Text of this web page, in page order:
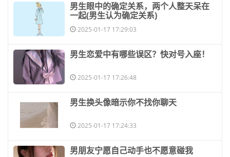
​男生眼中的确定关系，两个人整天呆在
一起(男生认为确定关系)
2025-01-17 17:29:03
​男生恋爱中有哪些误区？快对号入座！
2025-01-17 17:26:48
​男生换头像暗示你不找你聊天
2025-01-17 17:24:33
​男朋友宁愿自己动手也不愿意碰我